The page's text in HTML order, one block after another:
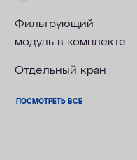
Фильтрующий
модуль в комплекте
Отдельный кран
ПОСМОТРЕТЬ ВСЕ